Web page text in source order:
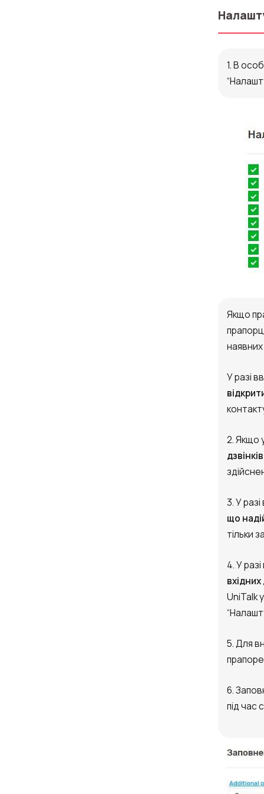
1. В
Якщо
наявних
У разі
2. Якщо
3. У
що
тільки
4. У
вхідних
UniTalk
5. Для
6.
під час